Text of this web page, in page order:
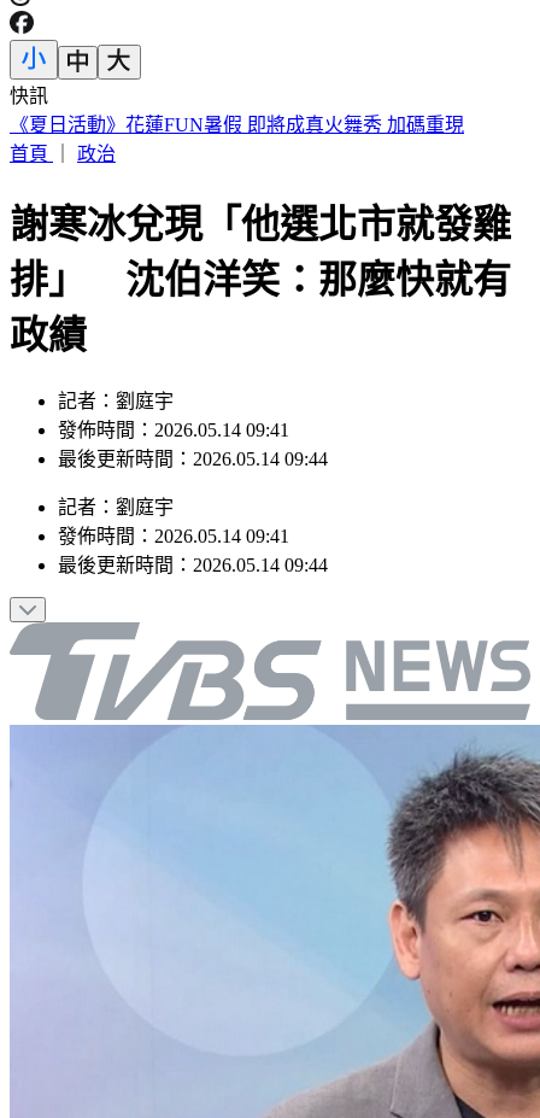
快訊
第7家出包！翰霖苦茶油致癌物「苯駢芘」超標 百瓶已流出
首頁
政治
謝寒冰兌現「他選北市就發雞
排」 沈伯洋笑：那麼快就有
政績
記者：劉庭宇
發佈時間：2026.05.14 09:41
最後更新時間：2026.05.14 09:44
記者 ： 劉庭宇
發佈時間： 2026.05.14 09:41
最後更新時間： 2026.05.14 09:44